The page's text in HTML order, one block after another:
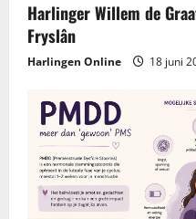
Harlinger Willem de
Fryslân
Harlingen Online 18 juni